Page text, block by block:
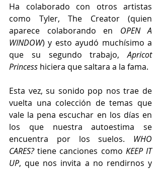
Ha colaborado con otros artistas
como Tyler, The Creator (quien
aparece colaborando en OPEN A
WINDOW) y esto ayudó muchísimo a
que su segundo trabajo, Apricot
Princess hiciera que saltara a la fama.
Esta vez, su sonido pop nos trae de
vuelta una colección de temas que
vale la pena escuchar en los días en
los que nuestra autoestima se
encuentra por los suelos. WHO
CARES? tiene canciones como KEEP IT
UP, que nos invita a no rendirnos y